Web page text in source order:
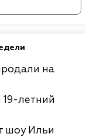
на
летний
шоу Ильи